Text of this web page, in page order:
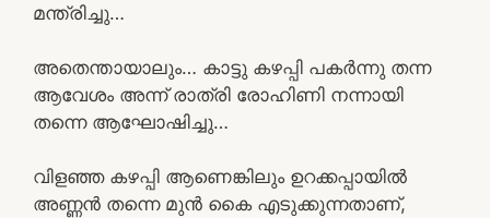
മന്ത്രിച്ചു…
അതെന്തായാലും… കാട്ടു കഴപ്പി പകർന്നു തന്ന
ആവേശം അന്ന് രാത്രി രോഹിണി നന്നായി
തന്നെ ആഘോഷിച്ചു…
വിളഞ്ഞ കഴപ്പി ആണെങ്കിലും ഉറക്കപ്പായിൽ
അണ്ണൻ തന്നെ മുൻ കൈ എടുക്കുന്നതാണ്,